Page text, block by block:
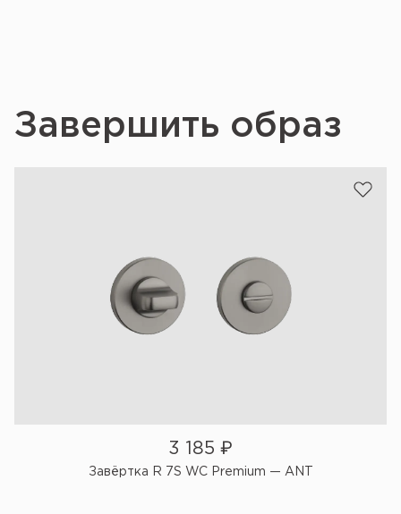
Завершить образ
3 185 ₽
Завёртка R 7S WC Premium — ANT